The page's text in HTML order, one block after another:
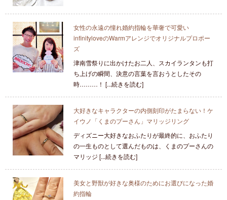
女性の永遠の憧れ婚約指輪を華奢で可愛い
infinityloveのWarmアレンジでオリジナルプロポー
ズ
津南雪祭りに出かけたお二人、スカイランタンも打
ち上げの瞬間、決意の言葉を言おうとしたその
時………！ [...続きを読む]
大好きなキャラクターの内側刻印がたまらない！ケ
イウノ「くまのプーさん」マリッジリング
ディズニー大好きなおふたりが最終的に、おふたり
の一生ものとして選んだものは、くまのプーさんの
マリッジ [...続きを読む]
美女と野獣が好きな奥様のためにお選びになった婚
約指輪